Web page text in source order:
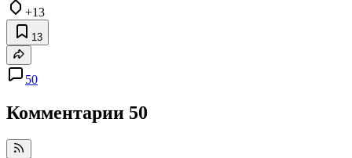
+13
13
50
Комментарии 50